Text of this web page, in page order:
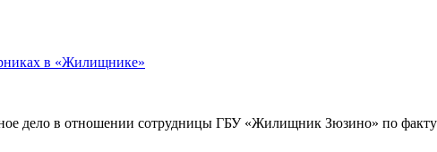
в «Жилищнике»
дело в отношении сотрудницы ГБУ «Жилищник Зюзино» по